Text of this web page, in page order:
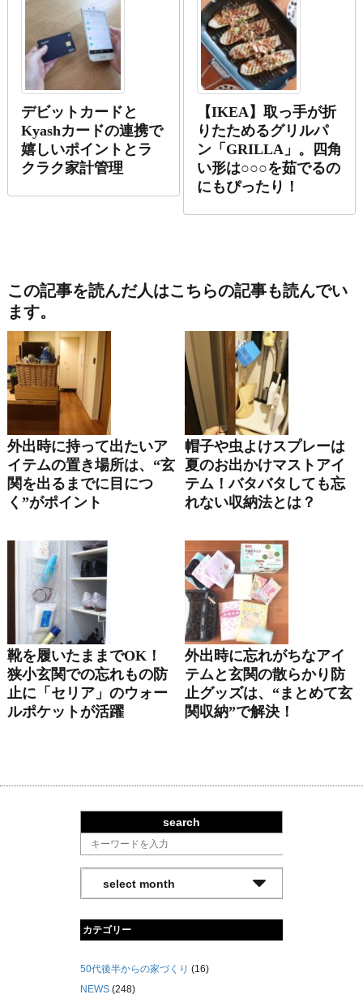
デビットカードと
Kyashカードの連携で
嬉しいポイントとラ
クラク家計管理
【IKEA】取っ手が折
りたためるグリルパ
ン「GRILLA」。四角
い形は○○○を茹でるの
にもぴったり！
この記事を読んだ人はこちらの記事も読んでい
ます。
外出時に持って出たいア
イテムの置き場所は、“玄
関を出るまでに目につ
く”がポイント
帽子や虫よけスプレーは
夏のお出かけマストアイ
テム！バタバタしても忘
れない収納法とは？
靴を履いたままでOK！
狭小玄関での忘れもの防
止に「セリア」のウォー
ルポケットが活躍
外出時に忘れがちなアイ
テムと玄関の散らかり防
止グッズは、“まとめて玄
関収納”で解決！
search
カテゴリー
50代後半からの家づくり (16)
NEWS (248)